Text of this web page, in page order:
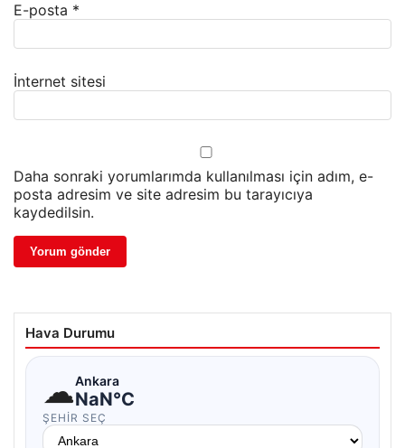
E-posta *
İnternet sitesi
Daha sonraki yorumlarımda kullanılması için adım, e-
posta adresim ve site adresim bu tarayıcıya
kaydedilsin.
Hava Durumu
☁Ankara
NaN°C
ŞEHIR SEÇ